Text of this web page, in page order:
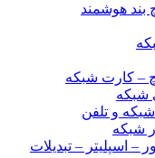
هوشمند
– کارت شبکه
شبکه
و تلفن
شبکه
– اسپلیتر – تبدیلات